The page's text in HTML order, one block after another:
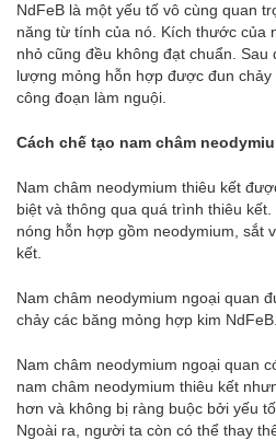
NdFeB là một yếu tố vô cùng quan
năng từ tính của nó. Kích thước của
nhỏ cũng đều không đạt chuẩn.
lượng mỏng hỗn hợp được đun
công đoạn làm nguội.
Cách chế tạo nam châm
Nam châm neodymium thiêu kết
biệt và thông qua quá trình thiêu
nóng hỗn hợp gồm neodymium, sắt
kết.
Nam châm neodymium ngoại quan
chảy các băng mỏng hợp kim NdFeB.
Nam châm neodymium ngoại quan
nam châm neodymium thiêu kết
hơn và không bị ràng buộc bởi yếu
Ngoài ra, người ta còn có thể thay